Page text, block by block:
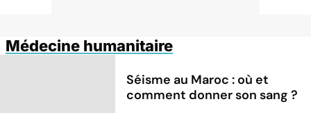
Médecine humanitaire
Séisme au Maroc : où et
comment donner son sang ?